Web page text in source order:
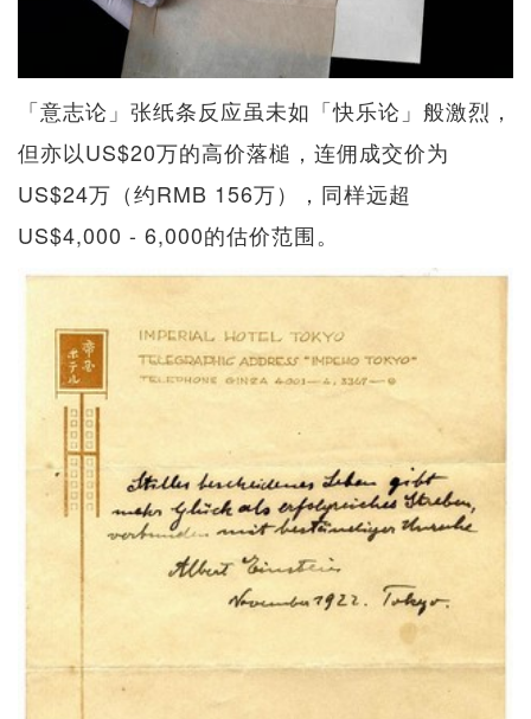
「意志论」张纸条反应虽未如「快乐论」般激烈，
但亦以US$20万的高价落槌，连佣成交价为
US$24万（约RMB 156万），同样远超
US$4,000 - 6,000的估价范围。